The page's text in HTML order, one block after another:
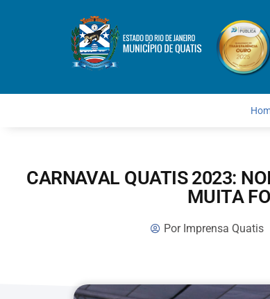
CARNAVAL QUATIS 2023:
MUITA
PorImprensa Quatis